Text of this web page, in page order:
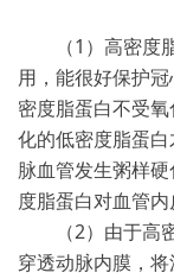
（1）高密度脂
用，能很好保护
密度脂蛋白不受
化的低密度脂蛋
脉血管发生粥样
度脂蛋白对血管内
（2）由于高密
穿透动脉内膜，